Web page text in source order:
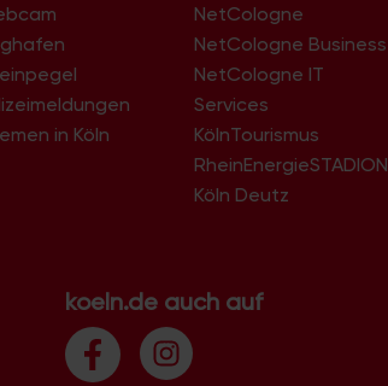
in Köln
NetCologne
NetCologne Business
NetCologne IT
Services
KölnTourismus
RheinEnergieSTADION
Köln Deutz
koeln.de auch auf